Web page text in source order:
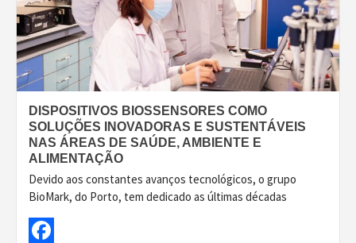
DISPOSITIVOS BIOSSENSORES COMO
SOLUÇÕES INOVADORAS E SUSTENTÁVEIS
NAS ÁREAS DE SAÚDE, AMBIENTE E
ALIMENTAÇÃO
Devido aos constantes avanços tecnológicos, o grupo
BioMark, do Porto, tem dedicado as últimas décadas